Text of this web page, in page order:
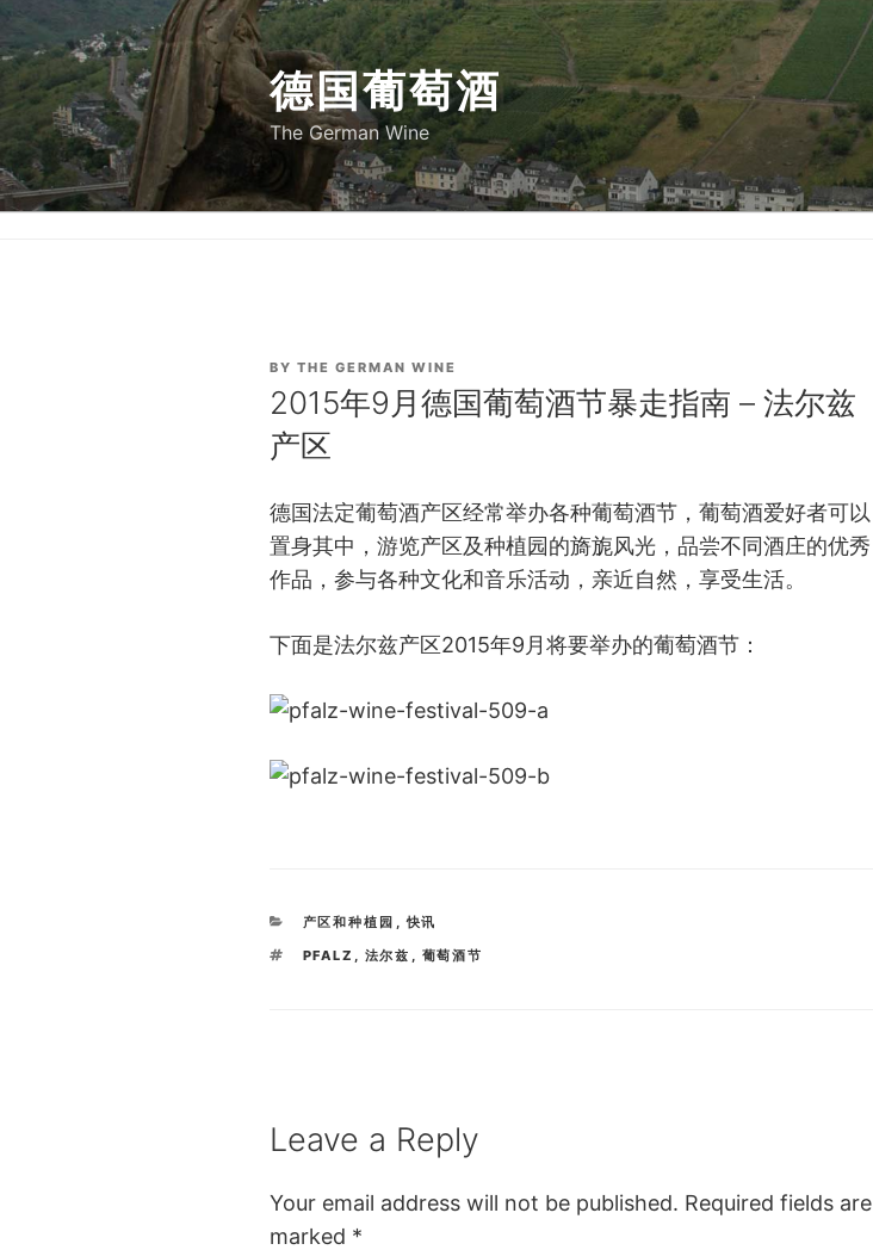
Skip
to
content
德国葡萄酒
The German Wine
POSTED
BY THE GERMAN WINE
2015年9月德国葡萄酒节暴走指南 – 法尔兹
产区
德国法定葡萄酒产区经常举办各种葡萄酒节，葡萄酒爱好者可以
置身其中，游览产区及种植园的旖旎风光，品尝不同酒庄的优秀
作品，参与各种文化和音乐活动，亲近自然，享受生活。
下面是法尔兹产区2015年9月将要举办的葡萄酒节：
CATEGORIES
产区和种植园 ,快讯
TAGS
PFALZ , 法尔兹 , 葡萄酒节
Leave a Reply
Your email address will not be published. Required fields are
marked *